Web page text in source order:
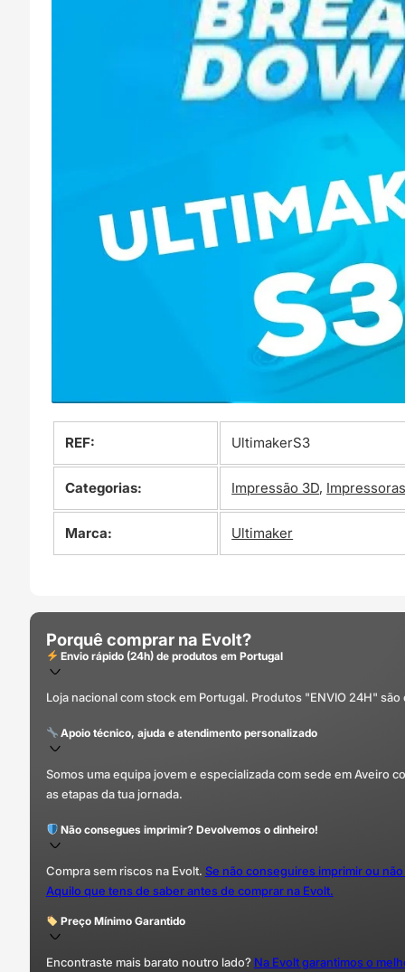
REF: UltimakerS3
Categorias: Impressão 3D,
Marca: Ultimaker
Porquê comprar na Evolt?
Envio rápido (24h) de produtos em Portugal
Loja nacional com stock em Portugal. Produtos "ENVIO 24H"
Apoio técnico, ajuda e atendimento personalizado
Somos uma equipa jovem e especializada com sede em Aveiro
as etapas da tua jornada.
Não consegues imprimir? Devolvemos o dinheiro!
Compra sem riscos na Evolt. Se não conseguires imprimir ou
Aquilo que tens de saber antes de comprar na Evolt.
Preço Mínimo Garantido
Encontraste mais barato noutro lado? Na Evolt garantimos o